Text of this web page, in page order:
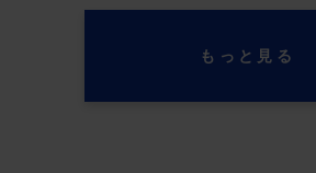
もっと見る